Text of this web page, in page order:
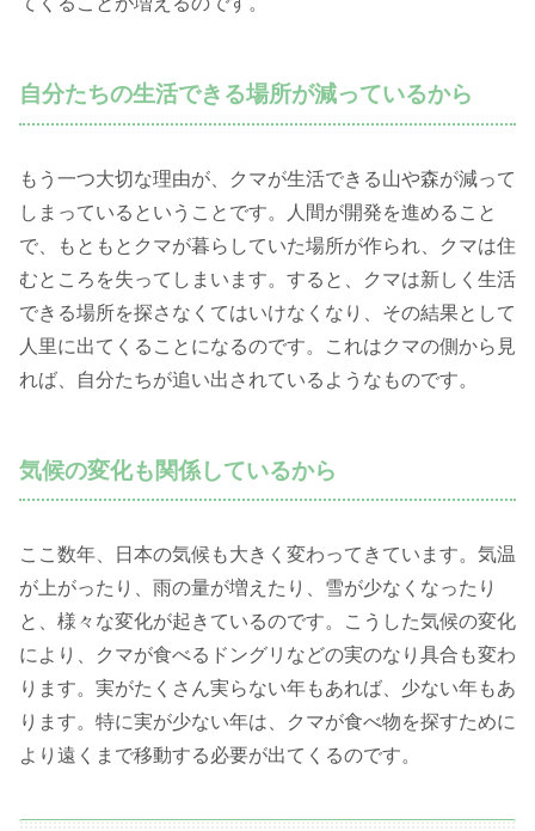
自分たちの生活できる場所が減っているから
もう一つ大切な理由が、クマが生活できる山や森が減って
しまっているということです。人間が開発を進めること
で、もともとクマが暮らしていた場所が作られ、クマは住
むところを失ってしまいます。すると、クマは新しく生活
できる場所を探さなくてはいけなくなり、その結果として
人里に出てくることになるのです。これはクマの側から見
れば、自分たちが追い出されているようなものです。
気候の変化も関係しているから
ここ数年、日本の気候も大きく変わってきています。気温
が上がったり、雨の量が増えたり、雪が少なくなったり
と、様々な変化が起きているのです。こうした気候の変化
により、クマが食べるドングリなどの実のなり具合も変わ
ります。実がたくさん実らない年もあれば、少ない年もあ
ります。特に実が少ない年は、クマが食べ物を探すために
より遠くまで移動する必要が出てくるのです。